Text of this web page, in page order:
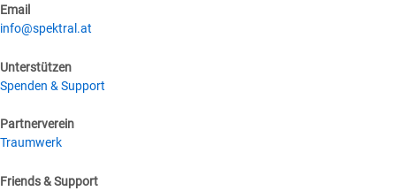
Email
info@spektral.at
Unterstützen
Spenden & Support
Partnerverein
Traumwerk
Friends & Support